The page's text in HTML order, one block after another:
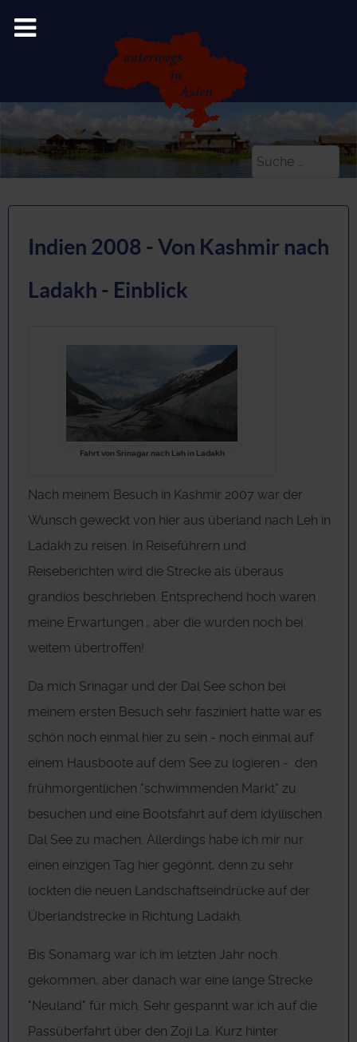
Suchen
Indien 2008 - Von Kashmir nach
Ladakh - Einblick
Fahrt von Srinagar nach Leh in Ladakh
Nach meinem Besuch in Kashmir 2007 war der
Wunsch geweckt von hier aus überland nach Leh in
Ladakh zu reisen. In Reiseführern und
Reiseberichten wird die Strecke als überaus
grandios beschrieben. Entsprechend hoch waren
meine Erwartungen , aber die wurden noch bei
weitem übertroffen!
Da mich Srinagar und der Dal See schon bei
meinem ersten Besuch sehr fasziniert hatte war es
schön noch einmal hier zu sein - noch einmal auf
einem Hausboote auf dem See zu logieren - den
frühmorgentlichen "schwimmenden Markt" zu
besuchen und eine Bootsfahrt auf dem idyllischen
Dal See zu machen. Allerdings habe ich mir nur
einen einzigen Tag hier gegönnt, denn zu sehr
lockten die neuen Landschaftseindrücke auf der
Überlandstrecke in Richtung Ladakh.
Bis Sonamarg war ich im letzten Jahr noch
gekommen, aber danach war eine lange Strecke
"Neuland" für mich. Sehr gespannt war ich auf die
Passüberfahrt über den Zoji La. Kurz hinter